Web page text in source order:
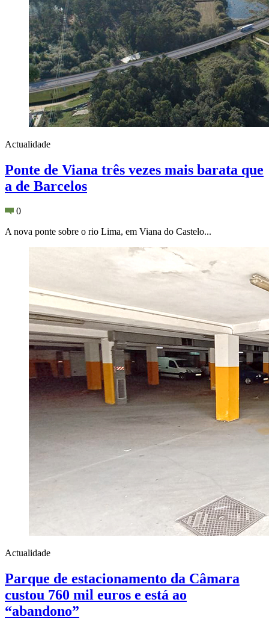
Actualidade
Ponte de Viana três vezes mais barata que
a de Barcelos
0
A nova ponte sobre o rio Lima, em Viana do Castelo...
Actualidade
Parque de estacionamento da Câmara
custou 760 mil euros e está ao
“abandono”